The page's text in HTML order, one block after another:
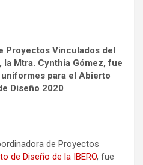
Proyectos Vinculados del
la Mtra. Cynthia Gómez, fue
para el Abierto
Diseño 2020
de Proyectos
de Diseño de la IBERO, fue